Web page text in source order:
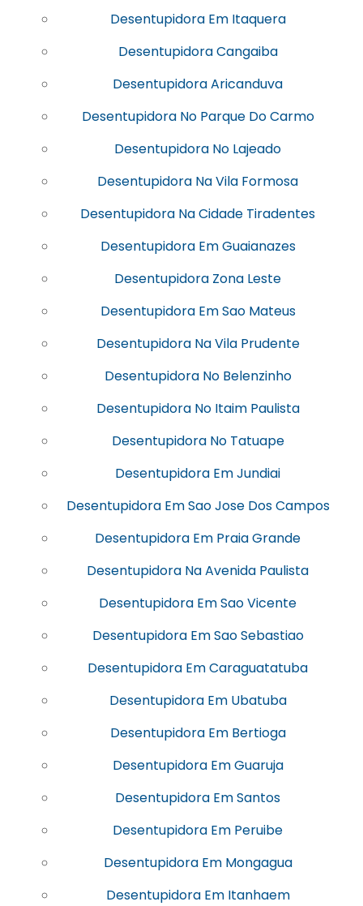
Desentupidora Em Itaquera
Desentupidora Cangaiba
Desentupidora Aricanduva
Desentupidora No Parque Do Carmo
Desentupidora No Lajeado
Desentupidora Na Vila Formosa
Desentupidora Na Cidade Tiradentes
Desentupidora Em Guaianazes
Desentupidora Zona Leste
Desentupidora Em Sao Mateus
Desentupidora Na Vila Prudente
Desentupidora No Belenzinho
Desentupidora No Itaim Paulista
Desentupidora No Tatuape
Desentupidora Em Jundiai
Desentupidora Em Sao Jose Dos Campos
Desentupidora Em Praia Grande
Desentupidora Na Avenida Paulista
Desentupidora Em Sao Vicente
Desentupidora Em Sao Sebastiao
Desentupidora Em Caraguatatuba
Desentupidora Em Ubatuba
Desentupidora Em Bertioga
Desentupidora Em Guaruja
Desentupidora Em Santos
Desentupidora Em Peruibe
Desentupidora Em Mongagua
Desentupidora Em Itanhaem